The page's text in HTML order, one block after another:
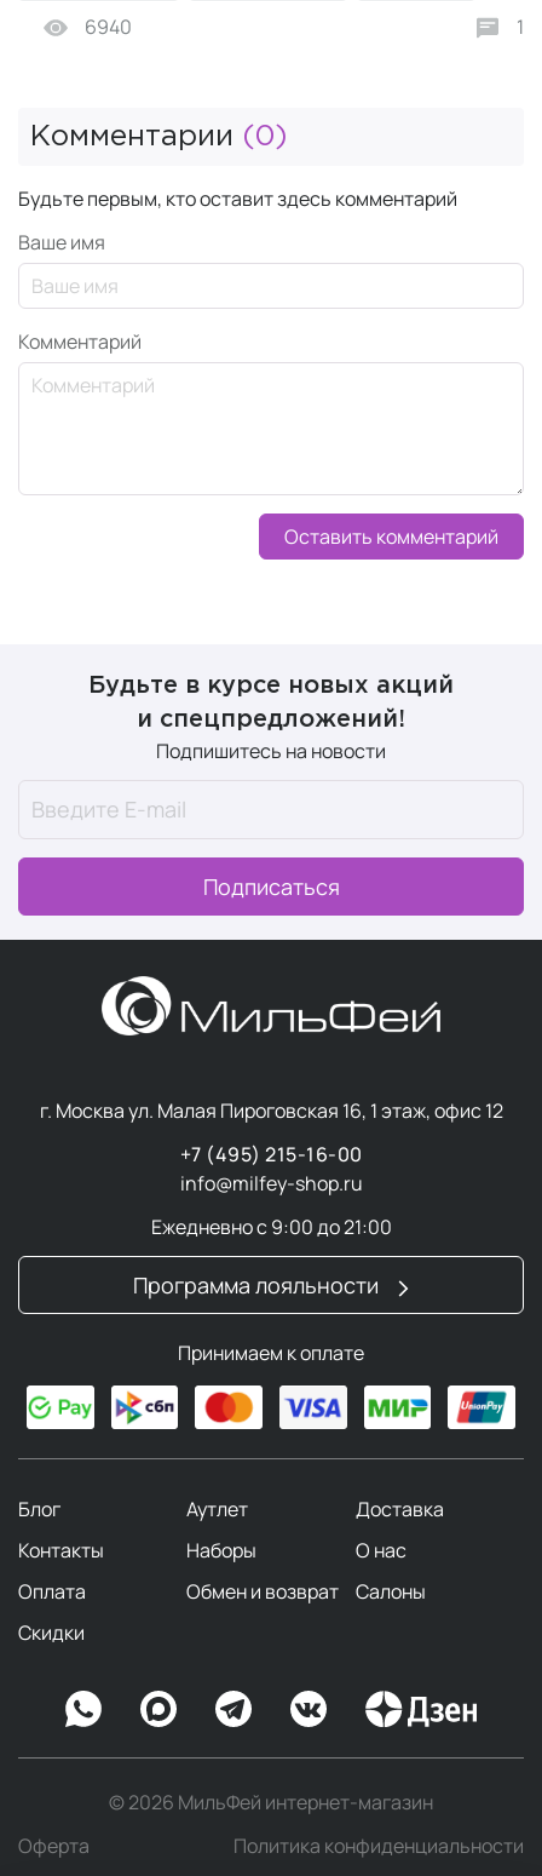
6940 1
Комментарии (0)
Будьте первым, кто оставит здесь комментарий
Ваше имя
Комментарий
Оставить комментарий
Будьте в курсе новых акций
и спецпредложений!
Подпишитесь на новости
Подписаться
г. Москва ул. Малая Пироговская 16, 1 этаж, офис 12
+7 (495) 215-16-00
info@milfey-shop.ru
Ежедневно с 9:00 до 21:00
Программа лояльности
Принимаем к оплате
Блог Аутлет
Доставка
Контакты
Наборы
О нас
Оплата
Обмен и возврат
Салоны
Скидки
© 2026 МильФей интернет-магазин
Оферта
Политика конфиденциальности